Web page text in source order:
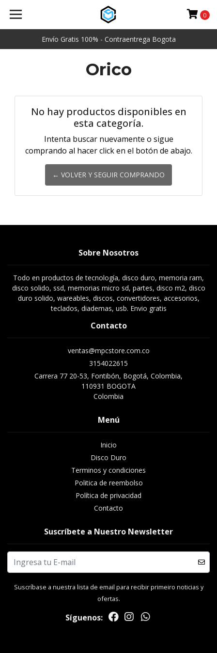
Envío Gratis 100% - Contraentrega Bogota
0
Orico
No hay productos disponibles en
esta categoría.
Intenta buscar nuevamente o sigue
comprando al hacer click en el botón de abajo.
← VOLVER Y SEGUIR COMPRANDO
Sobre Nosotros
Todo en productos de tecnología, disco duro, memoria ram,
disco solido, ssd, memorias micro sd, partes, disco m2, disco
duro solido, wareables, discos, convertidores, accesorios,
teclados, diademas, usb. Envio gratis
Contacto
ventas@mpcstore.com.co
3154022615
Carrera 77 20-53, Fontibón, Bogotá, Colombia,
110931 BOGOTA
Colombia
Menú
Inicio
Disco Duro
Terminos y condiciones
Politica de reembolso
Política de privacidad
Contacto
Suscríbete a Nuestro Newsletter
Suscríbase a nuestra lista de email para recibir primeiro noticias y
ofertas.
Síguenos: